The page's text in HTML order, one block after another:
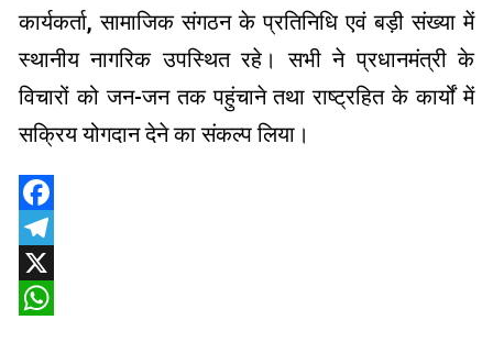
कार्यकर्ता, सामाजिक संगठन के प्रतिनिधि एवं बड़ी संख्या में
स्थानीय नागरिक उपस्थित रहे। सभी ने प्रधानमंत्री के
विचारों को जन-जन तक पहुंचाने तथा राष्ट्रहित के कार्यों में
सक्रिय योगदान देने का संकल्प लिया।
Facebook
Telegram
X